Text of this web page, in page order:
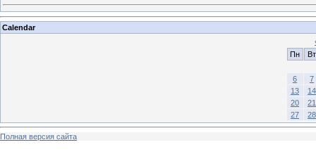
Calendar
Пн
Вт
6
7
13
14
20
21
27
28
Полная версия сайта